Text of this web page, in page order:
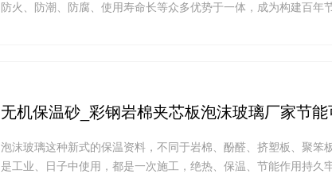
防火、防潮、防腐、使用寿命长等众多优势于一体，成为构建百年
无机保温砂_彩钢岩棉夹芯板泡沫玻璃厂家节
泡沫玻璃这种新式的保温资料，不同于岩棉、酚醛、挤塑板、聚笨
是工业、日子中使用，都是一次施工，绝热、保温、节能作用持久